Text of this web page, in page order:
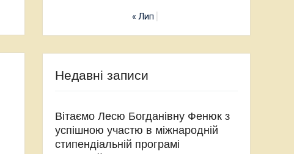
« Лип
Недавні записи
Вітаємо Лесю Богданівну Фенюк з
успішною участю в міжнародній
стипендіальній програмі